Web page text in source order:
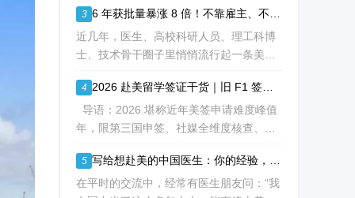
能获批，而有人却要等待长达286.5个月
——接近24年。 这份数据不仅是一
3
近几年，医生、高校科研人员、理工科博
士、技术骨干圈子里悄悄流行起一条美国
不用提前赴美求职、不用绑定美国雇主、
无需上百万美元投资
4
年，限第三国申签、社媒全维度核查、预
期拉长，大批留学生卡在抢号、等 I-20、
准备面签各个环节。不少换校
5
在平时的交流中，经常有医生朋友问：“我